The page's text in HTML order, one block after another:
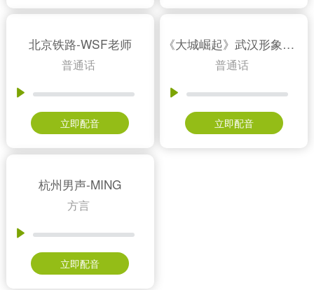
北京铁路-WSF老师
普通话
立即配音
《大城崛起》武汉形象片-MC老师
普通话
立即配音
杭州男声-MING
方言
立即配音